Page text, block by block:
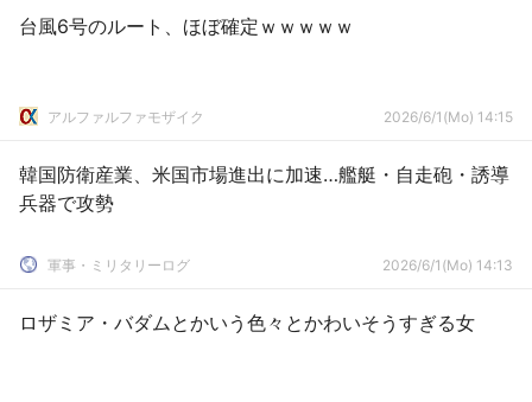
台風6号のルート、ほぼ確定ｗｗｗｗｗ
アルファルファモザイク 2026/6/1(Mo) 14:15
韓国防衛産業、米国市場進出に加速…艦艇・自走砲・誘導
兵器で攻勢
軍事・ミリタリーログ 2026/6/1(Mo) 14:13
ロザミア・バダムとかいう色々とかわいそうすぎる女